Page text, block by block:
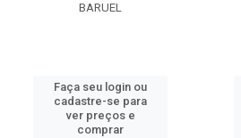
BARUEL
Faça seu login ou
cadastre-se para
ver preços e
comprar